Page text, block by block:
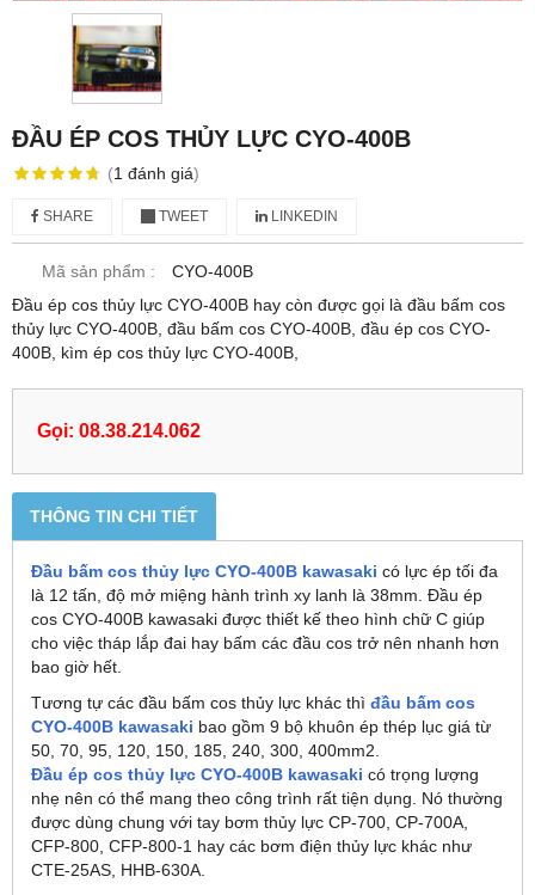
ĐẦU ÉP COS THỦY LỰC CYO-400B
(1 đánh giá)
SHARE TWEET LINKEDIN
Mã sản phẩm :
CYO-400B
Đầu ép cos thủy lực CYO-400B hay còn được gọi là đầu bấm cos
thủy lực CYO-400B, đầu bấm cos CYO-400B, đầu ép cos CYO-
400B, kìm ép cos thủy lực CYO-400B,
Gọi: 08.38.214.062
THÔNG TIN CHI TIẾT
Đầu bấm cos thủy lực CYO-400B kawasaki có lực ép tối đa
là 12 tấn, độ mở miệng hành trình xy lanh là 38mm. Đầu ép
cos CYO-400B kawasaki được thiết kế theo hình chữ C giúp
cho việc tháp lắp đai hay bấm các đầu cos trở nên nhanh hơn
bao giờ hết.
Tương tự các đầu bấm cos thủy lực khác thì đầu bấm cos
CYO-400B kawasaki bao gồm 9 bộ khuôn ép thép lục giá từ
50, 70, 95, 120, 150, 185, 240, 300, 400mm2.
Đầu ép cos thủy lực CYO-400B kawasaki có trọng lượng
nhẹ nên có thể mang theo công trình rất tiện dụng. Nó thường
được dùng chung với tay bơm thủy lực CP-700, CP-700A,
CFP-800, CFP-800-1 hay các bơm điện thủy lực khác như
CTE-25AS, HHB-630A.